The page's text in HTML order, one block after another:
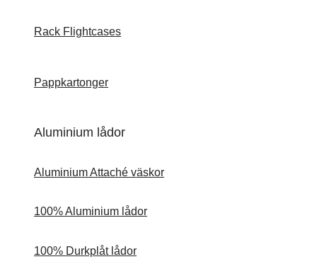
Rack Flightcases
Pappkartonger
Aluminium lådor
Aluminium Attaché väskor
100% Aluminium lådor
100% Durkplåt lådor